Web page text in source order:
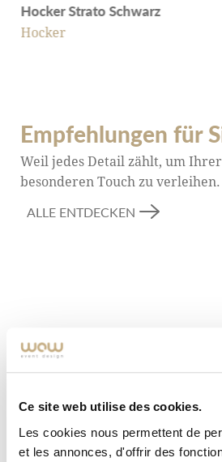
Ce site web utilise des cookies.
Les cookies nous permettent de
et les annonces, d'offrir des
Hocker Strato Schwarz
Hocker
Empfehlungen für
Weil jedes Detail zählt, um
besonderen Touch zu verleihen.
ALLE ENTDECKEN